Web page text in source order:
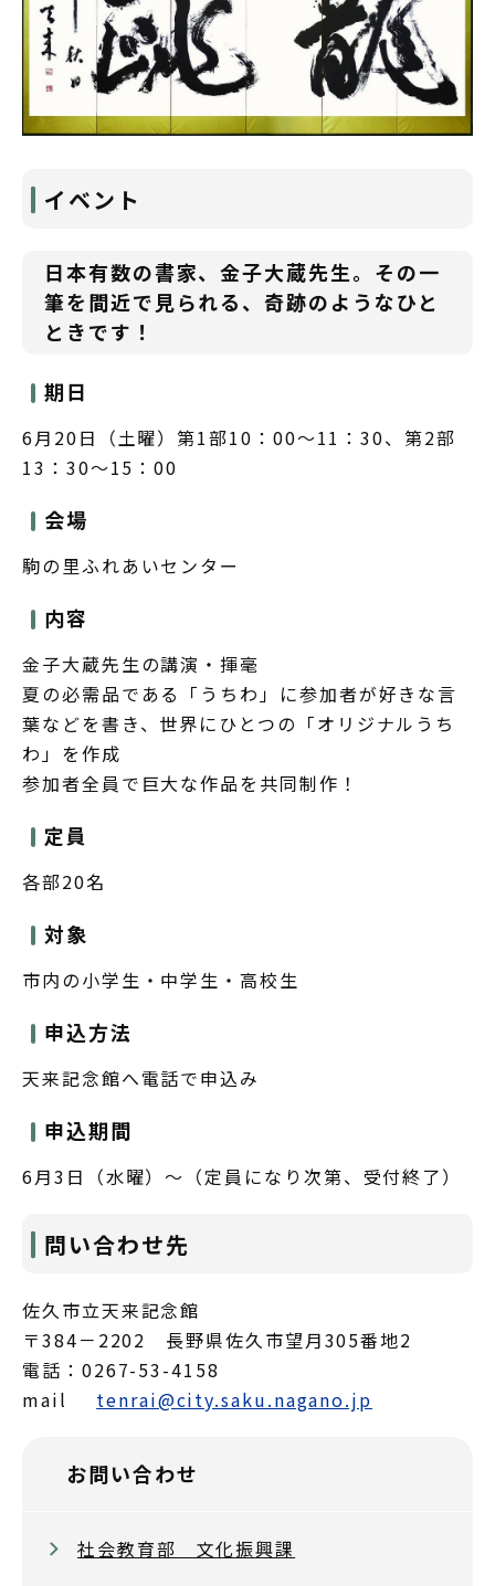
イベント
日本有数の書家、金子大蔵先生。その一
筆を間近で見られる、奇跡のようなひと
ときです！
期日
6月20日（土曜）第1部10：00～11：30、第2部
13：30～15：00
会場
駒の里ふれあいセンター
内容
金子大蔵先生の講演・揮毫
夏の必需品である「うちわ」に参加者が好きな言
葉などを書き、世界にひとつの「オリジナルうち
わ」を作成
参加者全員で巨大な作品を共同制作！
定員
各部20名
対象
市内の小学生・中学生・高校生
申込方法
天来記念館へ電話で申込み
申込期間
6月3日（水曜）～（定員になり次第、受付終了）
問い合わせ先
佐久市立天来記念館
〒384－2202 長野県佐久市望月305番地2
電話：0267-53-4158
mail tenrai@city.saku.nagano.jp
お問い合わせ
社会教育部 文化振興課